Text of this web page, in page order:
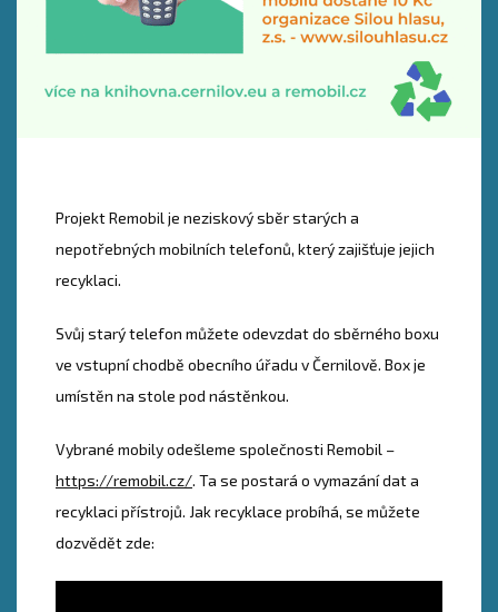
Projekt Remobil je neziskový sběr starých a
nepotřebných mobilních telefonů, který zajišťuje jejich
recyklaci.
Svůj starý telefon můžete odevzdat do sběrného boxu
ve vstupní chodbě obecního úřadu v Černilově. Box je
umístěn na stole pod nástěnkou.
Vybrané mobily odešleme společnosti Remobil –
https://remobil.cz/. Ta se postará o vymazání dat a
recyklaci přístrojů. Jak recyklace probíhá, se můžete
dozvědět zde: